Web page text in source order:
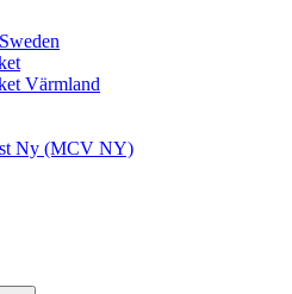
Värmland
Ny (MCV NY)